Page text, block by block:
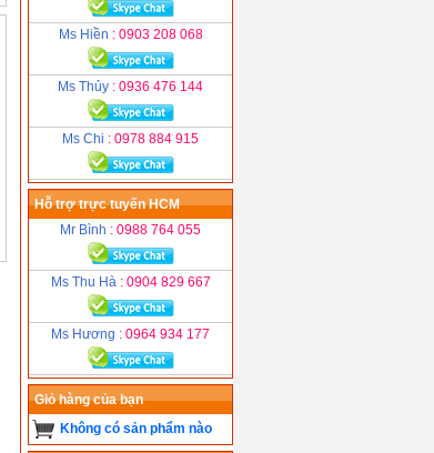
Ms Hiền : 0903 208 068
Ms Thủy : 0936 476 144
Ms Chi : 0978 884 915
Hỗ trợ trực tuyến HCM
Mr Bình : 0988 764 055
Ms Thu Hà : 0904 829 667
Ms Hương : 0964 934 177
Giỏ hàng của bạn
Không có sản phẩm nào